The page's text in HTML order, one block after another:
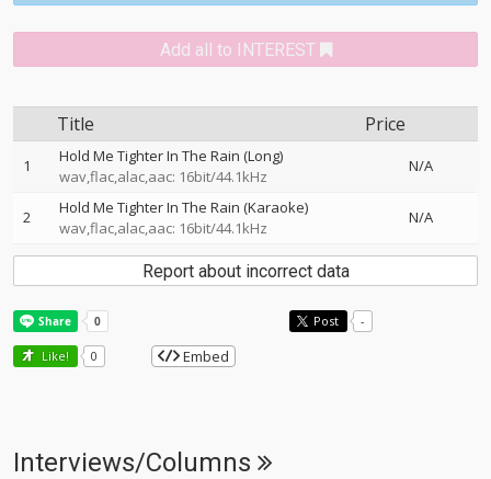
Add all to INTEREST
Title Price
1
Hold Me Tighter In The Rain (Long)
wav,flac,alac,aac: 16bit/44.1kHz
N/A
2
Hold Me Tighter In The Rain (Karaoke)
wav,flac,alac,aac: 16bit/44.1kHz
N/A
Report about incorrect data
Post -
Like! 0 Embed
Interviews/Columns